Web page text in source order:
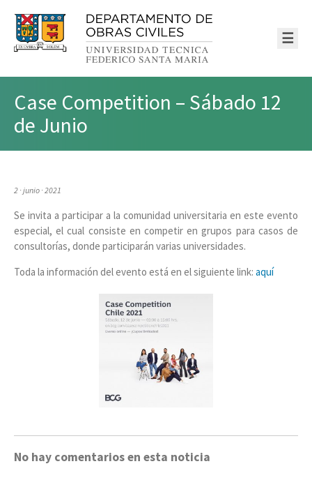
☰
Case Competition – Sábado 12
de Junio
2 · junio · 2021
Se invita a participar a la comunidad universitaria en este evento
especial, el cual consiste en competir en grupos para casos de
consultorías, donde participarán varias universidades.
Toda la información del evento está en el siguiente link: aquí
No hay comentarios en esta noticia